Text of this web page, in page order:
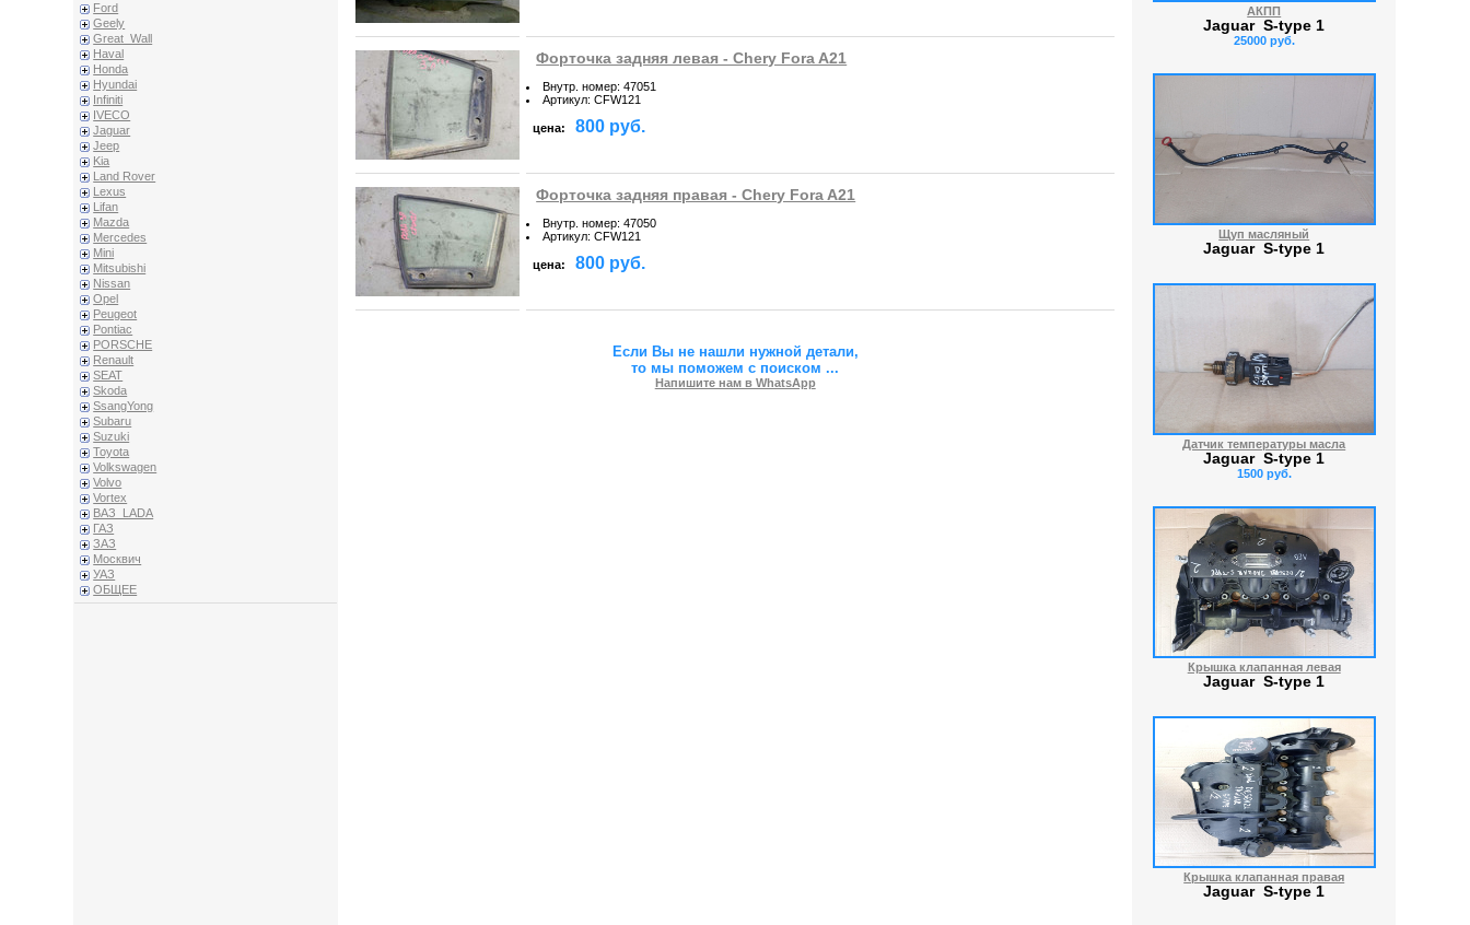
Ford
Geely
Great_Wall
Haval
Honda
Hyundai
Infiniti
IVECO
Jaguar
Jeep
Kia
Land Rover
Lexus
Lifan
Mazda
Mercedes
Mini
Mitsubishi
Nissan
Opel
Peugeot
Pontiac
PORSCHE
Renault
SEAT
Skoda
SsangYong
Subaru
Suzuki
Toyota
Volkswagen
Volvo
Vortex
ВАЗ_LADA
ГАЗ
ЗАЗ
Москвич
УАЗ
ОБЩЕЕ
Форточка задняя левая - Chery Fora A21
Внутр. номер: 47051
Артикул: CFW121
цена: 800 руб.
Форточка задняя правая - Chery Fora A21
Внутр. номер: 47050
Артикул: CFW121
цена: 800 руб.
Если Вы не нашли нужной детали,
то мы поможем с поиском...
Напишите нам в WhatsApp
АКПП
Jaguar S-type 1
25000 руб.
Щуп масляный
Jaguar S-type 1
Датчик температуры масла
Jaguar S-type 1
1500 руб.
Крышка клапанная левая
Jaguar S-type 1
Крышка клапанная правая
Jaguar S-type 1